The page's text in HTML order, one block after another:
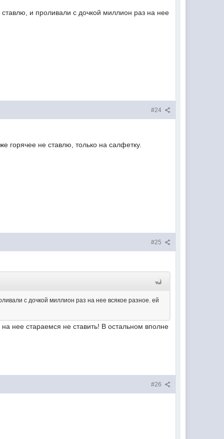
и проливали с дочкой миллион раз на нее
#24
горячее не ставлю, только на салфетку.
#25
с дочкой миллион раз на нее всякое разное. ей
нее стараемся не ставить! В остальном вполне
#26